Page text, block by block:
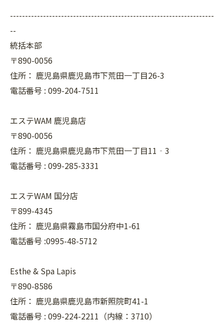
--------------------------------------------------------------------
--
統括本部
〒890-0056
住所： 鹿児島県鹿児島市下荒田一丁目26-3
電話番号 : 099-204-7511
エステWAM 鹿児島店
〒890-0056
住所： 鹿児島県鹿児島市下荒田一丁目11‐3
電話番号 : 099-285-3331
エステWAM 国分店
〒899-4345
住所： 鹿児島県霧島市国分府中1-61
電話番号 :0995-48-5712
Esthe & Spa Lapis
〒890-8586
住所： 鹿児島県鹿児島市新照院町41-1
電話番号 : 099-224-2211（内線：3710）